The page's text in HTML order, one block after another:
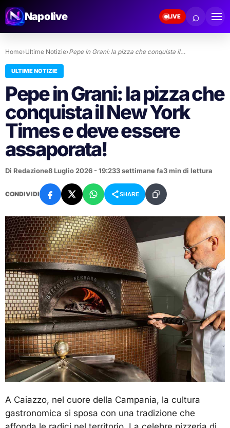
Napolive LIVE ⌕
Home›Ultime Notizie›Pepe in Grani: la pizza che conquista il…
ULTIME NOTIZIE
Pepe in Grani: la pizza che
conquista il New York
Times e deve essere
assaporata!
Di Redazione8 Luglio 2026 - 19:233 settimane fa3 min di lettura
CONDIVIDI SHARE
A Caiazzo, nel cuore della Campania, la cultura
gastronomica si sposa con una tradizione che